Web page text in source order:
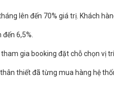
lên đến 70% giá trị. Khách
6,5%.
gia booking đặt chỗ chọn vị trí
thiết đã từng mua hàng hệ